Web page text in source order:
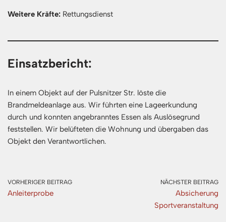
Weitere Kräfte: Rettungsdienst
Einsatzbericht:
In einem Objekt auf der Pulsnitzer Str. löste die
Brandmeldeanlage aus. Wir führten eine Lageerkundung
durch und konnten angebranntes Essen als Auslösegrund
feststellen. Wir belüfteten die Wohnung und übergaben das
Objekt den Verantwortlichen.
VORHERIGER BEITRAG
Anleiterprobe
NÄCHSTER BEITRAG
Absicherung
Sportveranstaltung